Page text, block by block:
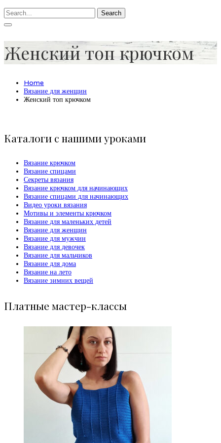
Search
Женский топ крючком
Home
Вязание для женщин
Женский топ крючком
Каталоги с нашими уроками
Вязание крючком
Вязание спицами
Секреты вязания
Вязание крючком для начинающих
Вязание спицами для начинающих
Видео уроки вязания
Мотивы и элементы крючком
Вязание для маленьких детей
Вязание для женщин
Вязание для мужчин
Вязание для девочек
Вязание для мальчиков
Вязание для дома
Вязание на лето
Вязание зимних вещей
Платные мастер-классы